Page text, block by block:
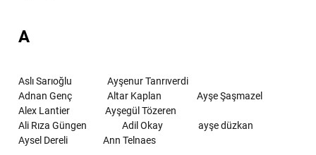
A
Aslı Sarıoğlu
Ayşenur Tanrıverdi
Adnan Genç
Altar Kaplan
Ayşe Şaşmazel
Alex Lantier
Ayşegül Tözeren
Ali Rıza Güngen
Adil Okay
ayşe düzkan
Aysel Dereli
Ann Telnaes